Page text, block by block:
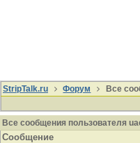
StripTalk.ru Форум
Все
Все сообщения пользователя
Сообщение